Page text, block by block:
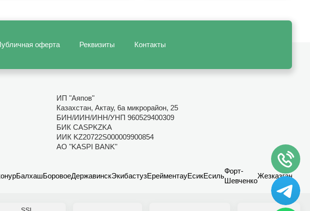
оферта Реквизиты Контакты
ИП "Аяпов"
Казахстан, Актау, 6а микрорайон, 25
БИН/ИИН/ИНН/УНП 960529400309
БИК CASPKZKA
ИИК KZ20722S000009900854
АО "KASPI BANK"
БалхашБоровоеДержавинскЭкибастузЕрейментауЕсикЕсиль
Форт-
Шевченко
Жезказган